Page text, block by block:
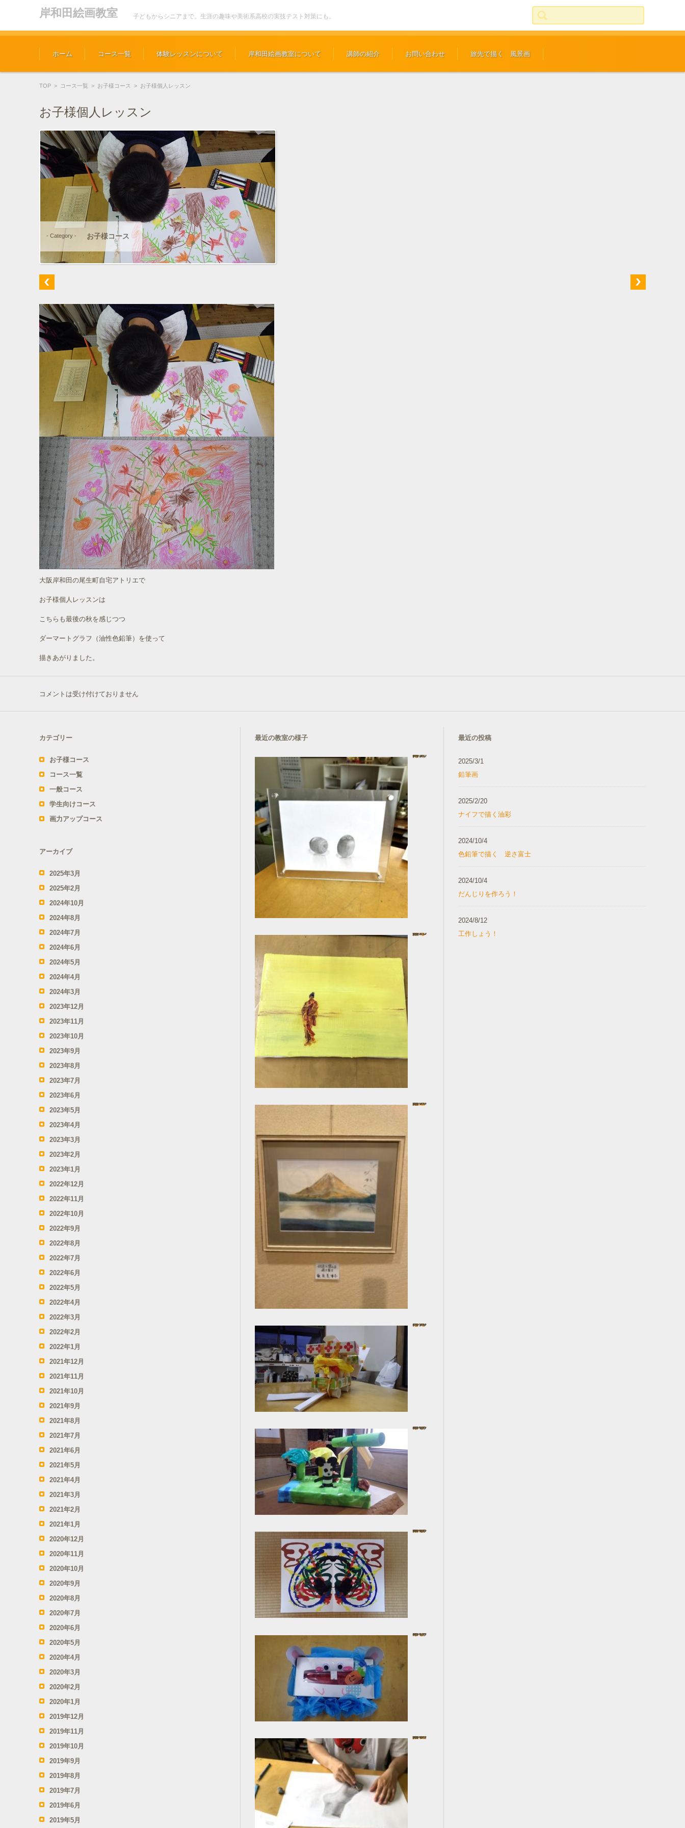
岸和田絵画教室 子どもからシニアまで。生涯の趣味や美術系高校の実技テスト対策にも。
検索:
コンテンツに移動
ホーム コース一覧 体験レッスンについて 岸和田絵画教室について 講師の紹介 お問い合わせ 旅先で描く 風景画
TOP > コース一覧 > お子様コース > お子様個人レッスン
お子様個人レッスン
- Category - お子様コース
大阪岸和田の尾生町自宅アトリエで
お子様個人レッスンは
こちらも最後の秋を感じつつ
ダーマートグラフ（油性色鉛筆）を使って
描きあがりました。
コメントは受け付けておりません
カテゴリー
お子様コース
コース一覧
一般コース
学生向けコース
画力アップコース
アーカイブ
2025年3月
2025年2月
2024年10月
2024年8月
2024年7月
2024年6月
2024年5月
2024年4月
2024年3月
2023年12月
2023年11月
2023年10月
2023年9月
2023年8月
2023年7月
2023年6月
2023年5月
2023年4月
2023年3月
2023年2月
2023年1月
2022年12月
2022年11月
2022年10月
2022年9月
2022年8月
2022年7月
2022年6月
2022年5月
2022年4月
2022年3月
2022年2月
2022年1月
2021年12月
2021年11月
2021年10月
2021年9月
2021年8月
2021年7月
2021年6月
2021年5月
2021年4月
2021年3月
2021年2月
2021年1月
2020年12月
2020年11月
2020年10月
2020年9月
2020年8月
2020年7月
2020年6月
2020年5月
2020年4月
2020年3月
2020年2月
2020年1月
2019年12月
2019年11月
2019年10月
2019年9月
2019年8月
2019年7月
2019年6月
2019年5月
最近の教室の様子
鉛筆画
In コース一覧
2025年3月1日
ナイフで描く油彩
In 一般コース
2025年2月20日
色鉛筆で描く 逆さ富士
In 一般コース
2024年10月4日
だんじりを作ろう！
In コース一覧
2024年10月4日
工作しょう！
In お子様コース
2024年8月12日
デカㇽコマニーから自由に描こ…
In お子様コース
2024年8月12日
工作しよう！
In お子様コース
2024年7月26日
漫画の為の 人体デッサン
In 画力アップコース
2024年6月28日
最近の投稿
2025/3/1
鉛筆画
2025/2/20
ナイフで描く油彩
2024/10/4
色鉛筆で描く 逆さ富士
2024/10/4
だんじりを作ろう！
2024/8/12
工作しょう！